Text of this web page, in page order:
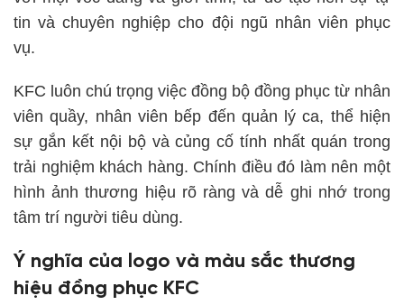
tin và chuyên nghiệp cho đội ngũ nhân viên phục
vụ.
KFC luôn chú trọng việc đồng bộ đồng phục từ nhân
viên quầy, nhân viên bếp đến quản lý ca, thể hiện
sự gắn kết nội bộ và củng cố tính nhất quán trong
trải nghiệm khách hàng. Chính điều đó làm nên một
hình ảnh thương hiệu rõ ràng và dễ ghi nhớ trong
tâm trí người tiêu dùng.
Ý nghĩa của logo và màu sắc thương
hiệu đồng phục KFC